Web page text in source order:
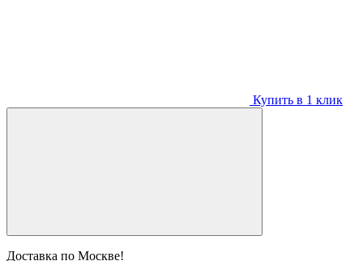
Купить в 1 клик
Доставка по Москве!